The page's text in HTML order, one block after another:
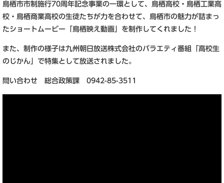
鳥栖市市制施行70周年記念事業の一環として、鳥栖高校・鳥栖工業高
校・鳥栖商業高校の生徒たちが力を合わせて、鳥栖市の魅力が詰まっ
たショートムービー「鳥栖映え動画」を制作してくれました！
また、制作の様子は九州朝日放送株式会社のバラエティ番組「高校生
のじかん」で特集として放送されました。
問い合わせ 総合政策課 0942-85-3511